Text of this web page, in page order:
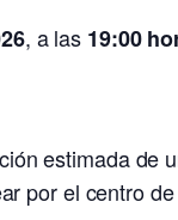
, a las 19:00
estimada de
por el centro